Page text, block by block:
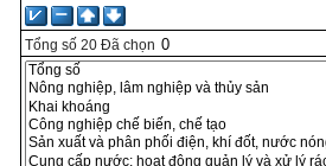
Tổng số 20 Đã chọn